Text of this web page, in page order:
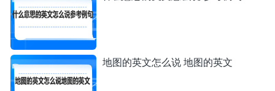
地图的英文怎么说 地图的英文